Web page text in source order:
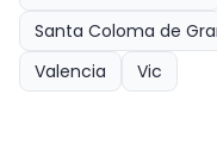
Santa Coloma de
Valencia
Vic